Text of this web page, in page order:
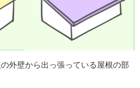
外壁から出っ張っている屋根の部